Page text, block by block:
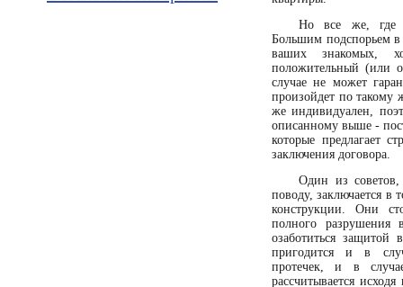
Но все же, где
Большим подспорьем в
ваших знакомых,
положительный (или
случае не может
произойдет по такому
же индивидуален,
описанному выше -
которые предлагает
заключения договора.
Один из
поводу, заключается в
конструкции. Они
полного
озаботиться защитой
пригодится и в
протечек, и в
рассчитывается